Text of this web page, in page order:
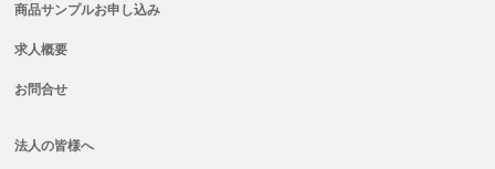
商品サンプルお申し込み
求人概要
お問合せ
法人の皆様へ